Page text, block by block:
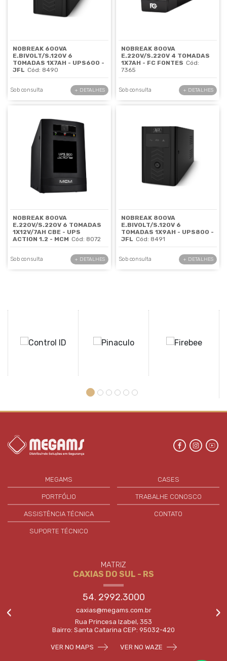
NOBREAK 600VA
E.BIVOLT/S.120V 6
TOMADAS 1X7AH - UPS600 -
JFL Cód: 8490
Sob consulta + DETALHES
NOBREAK 800VA
E.220V/S.220V 4 TOMADAS
1X7AH - FC FONTES Cód:
7365
Sob consulta + DETALHES
NOBREAK 800VA
E.220V/S.220V 6 TOMADAS
1X12V/7AH CBE - UPS
ACTION 1.2 - MCM Cód: 8072
Sob consulta + DETALHES
NOBREAK 800VA
E.BIVOLT/S.120V 6
TOMADAS 1X9AH - UPS800 -
JFL Cód: 8491
Sob consulta + DETALHES
MEGAMS
PORTFÓLIO
ASSISTÊNCIA TÉCNICA
SUPORTE TÉCNICO
CASES
TRABALHE CONOSCO
CONTATO
MATRIZ
CAXIAS DO SUL - RS
54. 2992.3000
caxias@megams.com.br
Rua Princesa Izabel, 353
Bairro: Santa Catarina CEP: 95032-420
VER NO MAPS VER NO WAZE
‹ ›